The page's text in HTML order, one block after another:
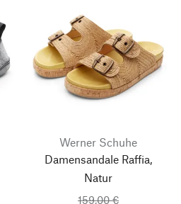
Werner Schuhe
Damensandale Raffia,
Natur
159,00 €